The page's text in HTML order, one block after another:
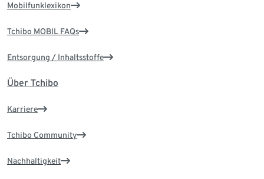
Mobilfunklexikon
Tchibo MOBIL FAQs
Entsorgung / Inhaltsstoffe
Über Tchibo
Karriere
Tchibo Community
Nachhaltigkeit